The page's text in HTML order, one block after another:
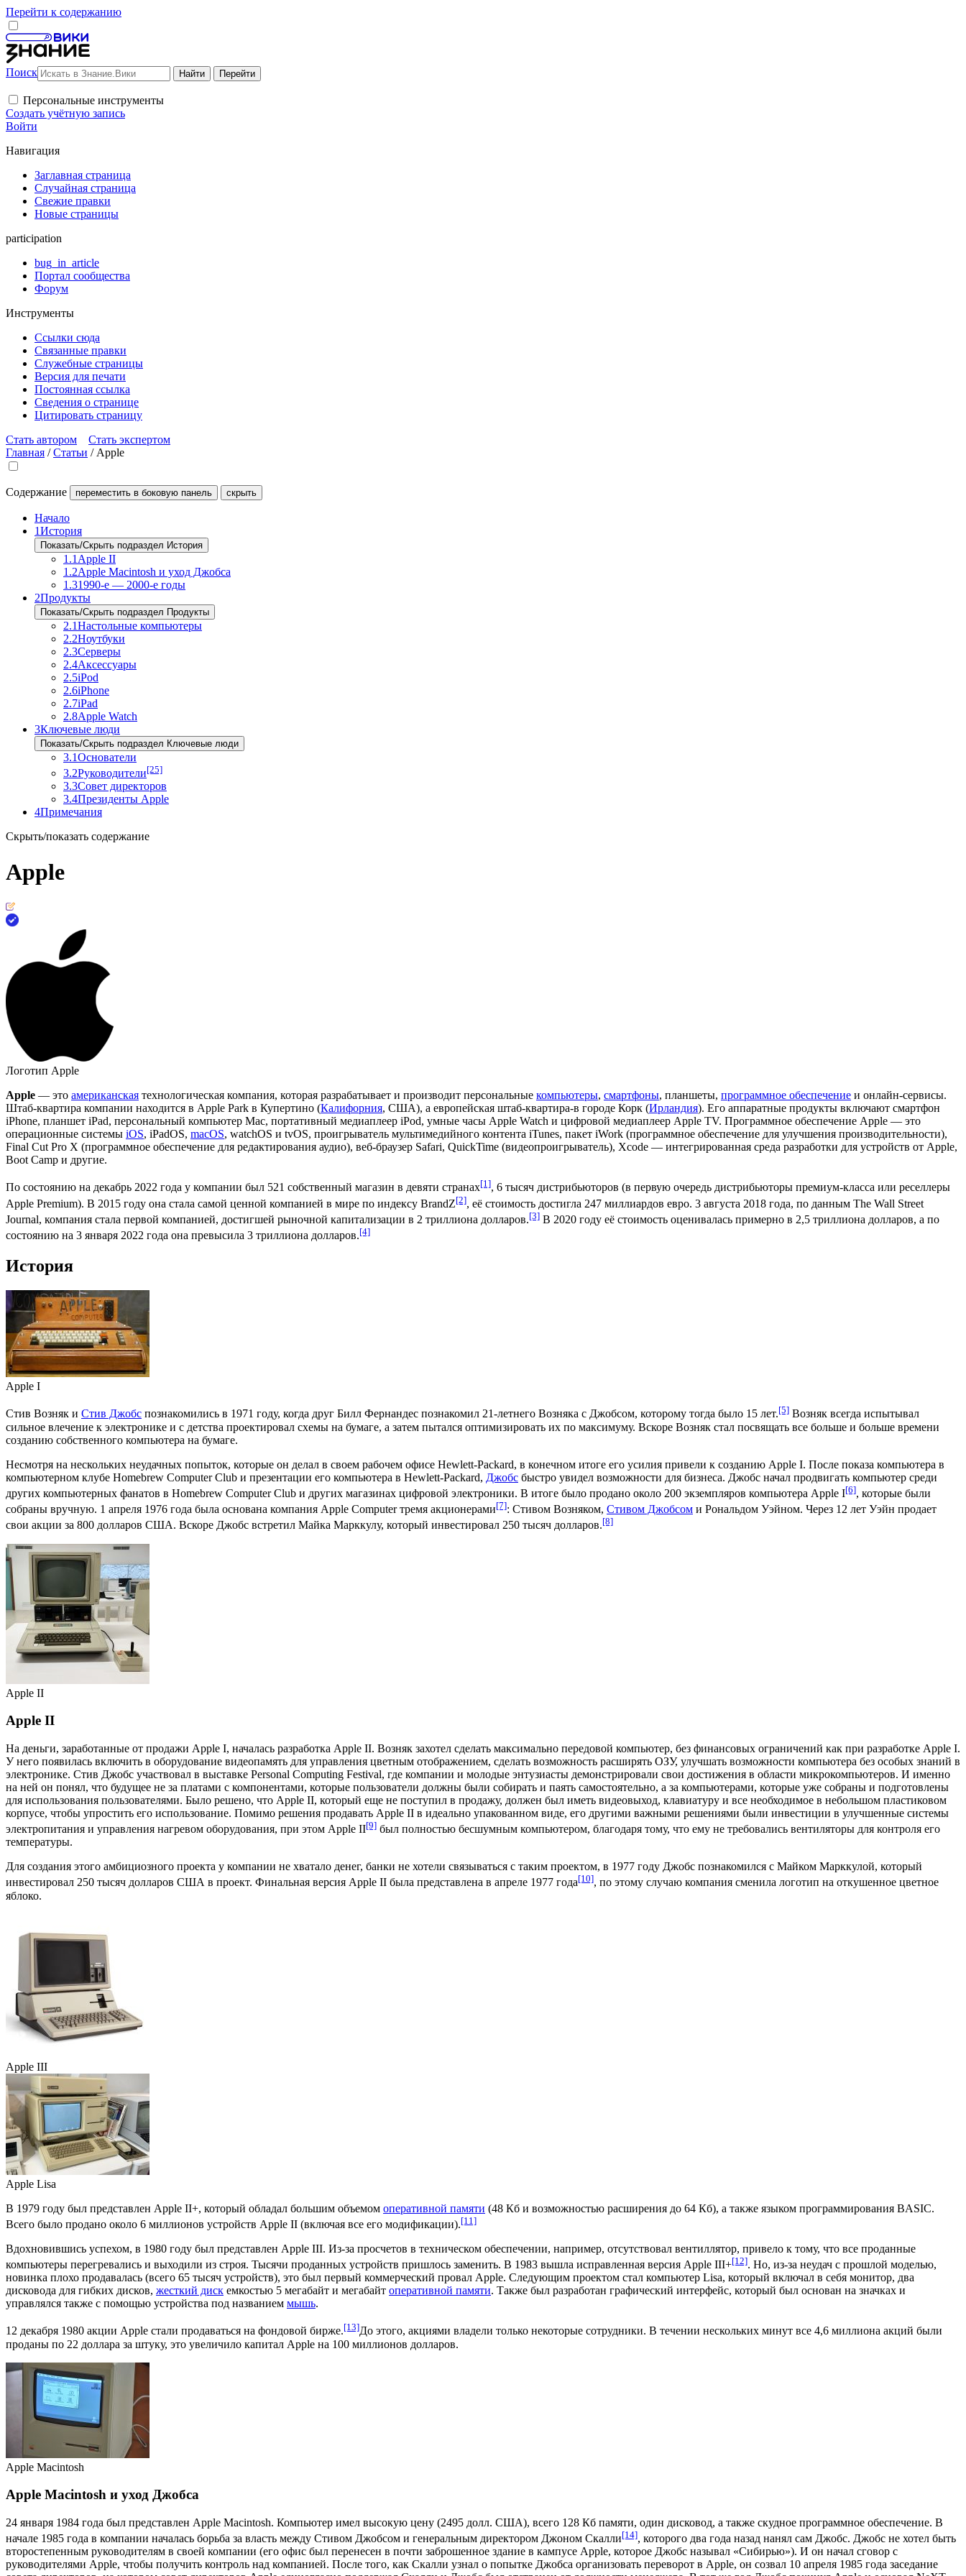
Перейти к содержанию
Поиск
Персональные инструменты
Создать учётную запись
Войти
Навигация
Заглавная страница
Случайная страница
Свежие правки
Новые страницы
participation
bug_in_article
Портал сообщества
Форум
Инструменты
Ссылки сюда
Связанные правки
Служебные страницы
Версия для печати
Постоянная ссылка
Сведения о странице
Цитировать страницу
Стать автором
Стать экспертом
Главная /Статьи / Apple
Содержание переместить в боковую панель скрыть
Начало
1История
Показать/Скрыть подраздел История
1.1 Apple II
1.2Apple Macintosh и уход Джобса
1.31990-e — 2000-е годы
2Продукты
Показать/Скрыть подраздел Продукты
2.1Настольные компьютеры
2.2Ноутбуки
2.3Серверы
2.4Аксессуары
2.5iPod
2.6iPhone
2.7iPad
2.8Apple Watch
3Ключевые люди
Показать/Скрыть подраздел Ключевые люди
3.1Основатели
3.2Руководители[25]
3.3Совет директоров
3.4Президенты Apple
4Примечания
Скрыть/показать содержание
Apple
Логотип Apple
Apple — это американская технологическая компания, которая разрабатывает и производит персональные компьютеры, смартфоны, планшеты, программное обеспечение и онлайн-сервисы.
Штаб-квартира компании находится в Apple Park в Купертино (Калифорния, США), а европейская штаб-квартира-в городе Корк (Ирландия). Его аппаратные продукты включают смартфон
iPhone, планшет iPad, персональный компьютер Mac, портативный медиаплеер iPod, умные часы Apple Watch и цифровой медиаплеер Apple TV. Программное обеспечение Apple — это
операционные системы iOS, iPadOS, macOS, watchOS и tvOS, проигрыватель мультимедийного контента iTunes, пакет iWork (программное обеспечение для улучшения производительности),
Final Cut Pro X (программное обеспечение для редактирования аудио), веб-браузер Safari, QuickTime (видеопроигрыватель), Xcode — интегрированная среда разработки для устройств от Apple,
Boot Camp и другие.
По состоянию на декабрь 2022 года у компании был 521 собственный магазин в девяти странах[1], 6 тысяч дистрибьюторов (в первую очередь дистрибьюторы премиум-класса или реселлеры
Apple Premium). В 2015 году она стала самой ценной компанией в мире по индексу BrandZ[2], её стоимость достигла 247 миллиардов евро. 3 августа 2018 года, по данным The Wall Street
Journal, компания стала первой компанией, достигшей рыночной капитализации в 2 триллиона долларов.[3] В 2020 году её стоимость оценивалась примерно в 2,5 триллиона долларов, а по
состоянию на 3 января 2022 года она превысила 3 триллиона долларов.[4]
История
Apple I
Стив Возняк и Стив Джобс познакомились в 1971 году, когда друг Билл Фернандес познакомил 21-летнего Возняка с Джобсом, которому тогда было 15 лет.[5] Возняк всегда испытывал
сильное влечение к электронике и с детства проектировал схемы на бумаге, а затем пытался оптимизировать их по максимуму. Вскоре Возняк стал посвящать все больше и больше времени
созданию собственного компьютера на бумаге.
Несмотря на нескольких неудачных попыток, которые он делал в своем рабочем офисе Hewlett-Packard, в конечном итоге его усилия привели к созданию Apple I. После показа компьютера в
компьютерном клубе Homebrew Computer Club и презентации его компьютера в Hewlett-Packard, Джобс быстро увидел возможности для бизнеса. Джобс начал продвигать компьютер среди
других компьютерных фанатов в Homebrew Computer Club и других магазинах цифровой электроники. В итоге было продано около 200 экземпляров компьютера Apple I[6], которые были
собраны вручную. 1 апреля 1976 года была основана компания Apple Computer тремя акционерами[7]: Стивом Возняком, Стивом Джобсом и Рональдом Уэйном. Через 12 лет Уэйн продает
свои акции за 800 долларов США. Вскоре Джобс встретил Майка Марккулу, который инвестировал 250 тысяч долларов.[8]
Apple II
Apple II
На деньги, заработанные от продажи Apple I, началась разработка Apple II. Возняк захотел сделать максимально передовой компьютер, без финансовых ограничений как при разработке Apple I.
У него появилась включить в оборудование видеопамять для управления цветным отображением, сделать возможность расширять ОЗУ, улучшать возможности компьютера без особых знаний в
электронике. Стив Джобс участвовал в выставке Personal Computing Festival, где компании и молодые энтузиасты демонстрировали свои достижения в области микрокомпьютеров. И именно
на ней он понял, что будущее не за платами с компонентами, которые пользователи должны были собирать и паять самостоятельно, а за компьютерами, которые уже собраны и подготовлены
для использования пользователями. Было решено, что Apple II, который еще не поступил в продажу, должен был иметь видеовыход, клавиатуру и все необходимое в небольшом пластиковом
корпусе, чтобы упростить его использование. Помимо решения продавать Apple II в идеально упакованном виде, его другими важными решениями были инвестиции в улучшенные системы
электропитания и управления нагревом оборудования, при этом Apple II[9] был полностью бесшумным компьютером, благодаря тому, что ему не требовались вентиляторы для контроля его
температуры.
Для создания этого амбициозного проекта у компании не хватало денег, банки не хотели связываться с таким проектом, в 1977 году Джобс познакомился с Майком Марккулой, который
инвестировал 250 тысяч долларов США в проект. Финальная версия Apple II была представлена в апреле 1977 года[10], по этому случаю компания сменила логотип на откушенное цветное
яблоко.
Apple III
Apple Lisa
В 1979 году был представлен Apple II+, который обладал большим объемом оперативной памяти (48 Кб и возможностью расширения до 64 Кб), а также языком программирования BASIC.
Всего было продано около 6 миллионов устройств Apple II (включая все его модификации).[11]
Вдохновившись успехом, в 1980 году был представлен Apple III. Из-за просчетов в техническом обеспечении, например, отсутствовал вентиллятор, привело к тому, что все проданные
компьютеры перегревались и выходили из строя. Тысячи проданных устройств пришлось заменить. В 1983 вышла исправленная версия Apple III+[12]. Но, из-за неудач с прошлой моделью,
новинка плохо продавалась (всего 65 тысяч устройств), это был первый коммерческий провал Apple. Следующим проектом стал компьютер Lisa, который включал в себя монитор, два
дисковода для гибких дисков, жесткий диск емкостью 5 мегабайт и мегабайт оперативной памяти. Также был разработан графический интерфейс, который был основан на значках и
управлялся также с помощью устройства под названием мышь.
12 декабря 1980 акции Apple стали продаваться на фондовой бирже.[13]До этого, акциями владели только некоторые сотрудники. В течении нескольких минут все 4,6 миллиона акций были
проданы по 22 доллара за штуку, это увеличило капитал Apple на 100 миллионов долларов.
Apple Macintosh
Apple Macintosh и уход Джобса
24 января 1984 года был представлен Apple Macintosh. Компьютер имел высокую цену (2495 долл. США), всего 128 Кб памяти, один дисковод, а также скудное программное обеспечение. В
начале 1985 года в компании началась борьба за власть между Стивом Джобсом и генеральным директором Джоном Скалли[14], которого два года назад нанял сам Джобс. Джобс не хотел быть
второстепенным руководителям в своей компании (его офис был перенесен в почти заброшенное здание в кампусе Apple, которое Джобс называл «Сибирью»). И он начал сговор с
руководителями Apple, чтобы получить контроль над компанией. После того, как Скалли узнал о попытке Джобса организовать переворот в Apple, он созвал 10 апреля 1985 года заседание